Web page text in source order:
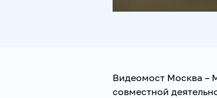
Видеомост Москва –
совместной